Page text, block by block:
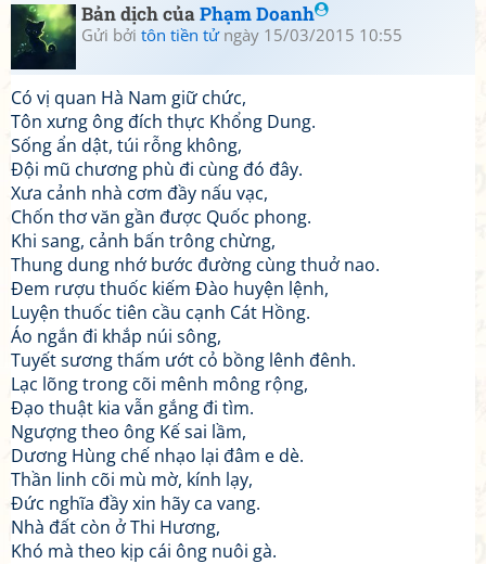
Bản dịch củaPhạm Doanh
Gửi bởi tôn tiền tửngày 15/03/2015 10:55
Có vị quan Hà Nam giữ chức,
Tôn xưng ông đích thực Khổng Dung.
Sống ẩn dật, túi rỗng không,
Đội mũ chương phù đi cùng đó đây.
Xưa cảnh nhà cơm đầy nấu vạc,
Chốn thơ văn gần được Quốc phong.
Khi sang, cảnh bấn trông chừng,
Thung dung nhớ bước đường cùng thuở nao.
Đem rượu thuốc kiếm Đào huyện lệnh,
Luyện thuốc tiên cầu cạnh Cát Hồng.
Áo ngắn đi khắp núi sông,
Tuyết sương thấm ướt cỏ bồng lênh đênh.
Lạc lõng trong cõi mênh mông rộng,
Đạo thuật kia vẫn gắng đi tìm.
Ngượng theo ông Kế sai lầm,
Dương Hùng chế nhạo lại đâm e dè.
Thần linh cõi mù mờ, kính lạy,
Đức nghĩa đầy xin hãy ca vang.
Nhà đất còn ở Thi Hương,
Khó mà theo kịp cái ông nuôi gà.